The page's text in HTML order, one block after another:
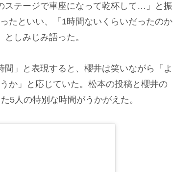
ステージで車座になって乾杯して…」と振
たといい、「1時間ないくらいだったのか
しみじみ語った。
」と表現すると、櫻井は笑いながら「よ
か」と応じていた。松本の投稿と櫻井の
5人の特別な時間がうかがえた。